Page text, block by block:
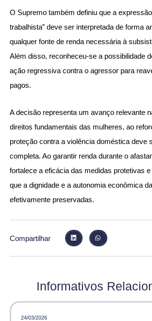
O Supremo também definiu que a
trabalhista” deve ser interpretada de forma
qualquer fonte de renda necessária à
Além disso, reconheceu-se a possibilidade
ação regressiva contra o agressor para
pagos.
A decisão representa um avanço relevante
direitos fundamentais das mulheres, ao
proteção contra a violência doméstica deve
completa. Ao garantir renda durante o
fortalece a eficácia das medidas protetivas
que a dignidade e a autonomia econômica
efetivamente preservadas.
Compartilhar
Informativos
24/03/2026